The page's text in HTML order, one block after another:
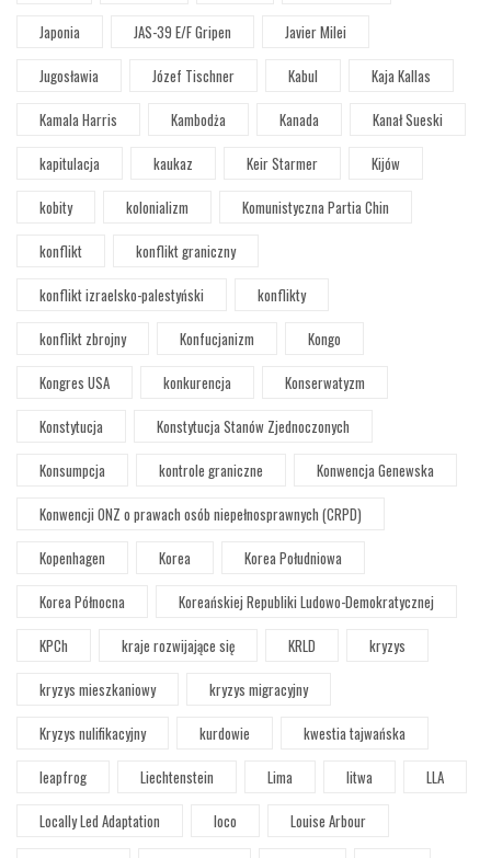
Japonia
JAS-39 E/F Gripen
Javier Milei
Jugosławia
Józef Tischner Kabul
Kaja Kallas
Kamala Harris
Kambodża Kanada
Kanał Sueski
kapitulacja
kaukaz Keir Starmer
Kijów
kobity
kolonializm
Komunistyczna Partia Chin
konflikt
konflikt graniczny
konflikt izraelsko-palestyński
konflikty
konflikt zbrojny
Konfucjanizm
Kongo
Kongres USA
konkurencja
Konserwatyzm
Konstytucja
Konstytucja Stanów Zjednoczonych
Konsumpcja
kontrole graniczne
Konwencja Genewska
Konwencji ONZ o prawach osób niepełnosprawnych (CRPD)
Kopenhagen
Korea
Korea Południowa
Korea Północna
Koreańskiej Republiki Ludowo-Demokratycznej
KPCh
kraje rozwijające się KRLD
kryzys
kryzys mieszkaniowy
kryzys migracyjny
Kryzys nulifikacyjny
kurdowie
kwestia tajwańska
leapfrog
Liechtenstein Lima litwa
LLA
Locally Led Adaptation
loco
Louise Arbour